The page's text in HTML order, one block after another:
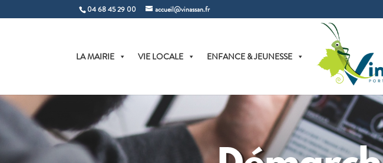
04 68 45 29 00 accueil@vinassan.fr
LA MAIRIE VIE LOCALE ENFANCE & JEUNESSE